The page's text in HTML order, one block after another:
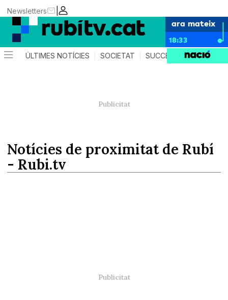
|
Newsletters
ara mateix
18:33
ÚLTIMES NOTÍCIES SOCIETAT SUCCESSOS
Notícies de proximitat de Rubí
- Rubi.tv